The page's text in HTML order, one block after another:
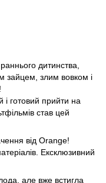
дитинства,
зайцем, злим вовком і
і готовий прийти на
став цей
від Orange!
Ексклюзивний
але вже встигла